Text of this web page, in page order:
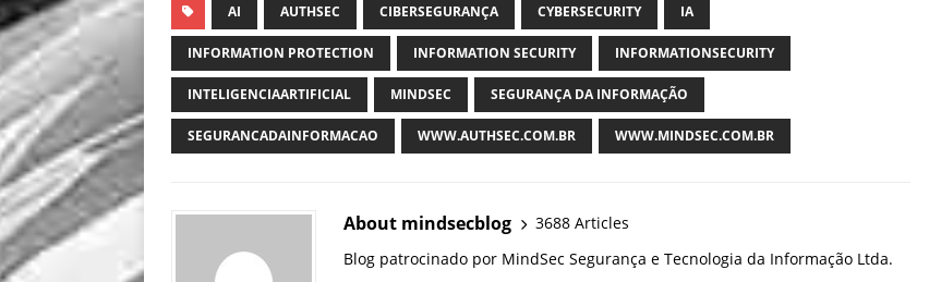
AI AUTHSEC CIBERSEGURANÇA CYBERSECURITY IA
INFORMATION PROTECTION INFORMATION SECURITY INFORMATIONSECURITY
INTELIGENCIAARTIFICIAL MINDSEC SEGURANÇA DA INFORMAÇÃO
SEGURANCADAINFORMACAO WWW.AUTHSEC.COM.BR WWW.MINDSEC.COM.BR
About mindsecblog
3688 Articles
Blog patrocinado por MindSec Segurança e Tecnologia da Informação Ltda.